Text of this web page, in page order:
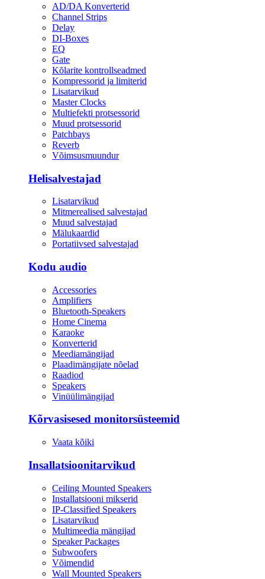
AD/DA Konverterid
Channel Strips
Delay
DI-Boxes
EQ
Gate
Kõlarite kontrollseadmed
Kompressorid ja limiterid
Lisatarvikud
Master Clocks
Multiefekti protsessorid
Muud protsessorid
Patchbays
Reverb
Võimsusmuundur
Helisalvestajad
Lisatarvikud
Mitmerealised salvestajad
Muud salvestajad
Mälukaardid
Portatiivsed salvestajad
Kodu audio
Accessories
Amplifiers
Bluetooth-Speakers
Home Cinema
Karaoke
Konverterid
Meediamängijad
Plaadimängijate nõelad
Raadiod
Speakers
Vinüülimängijad
Kõrvasisesed monitorsüsteemid
Vaata kõiki
Insallatsioonitarvikud
Ceiling Mounted Speakers
Installatsiooni mikserid
IP-Classified Speakers
Lisatarvikud
Multimeedia mängijad
Speaker Packages
Subwoofers
Võimendid
Wall Mounted Speakers